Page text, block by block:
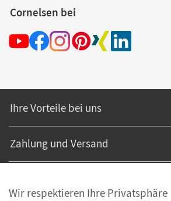
Cornelsen bei
Ihre Vorteile bei uns
Zahlung und Versand
Wir respektieren Ihre Privatsphäre